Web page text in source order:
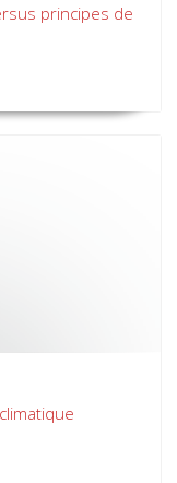
principes de